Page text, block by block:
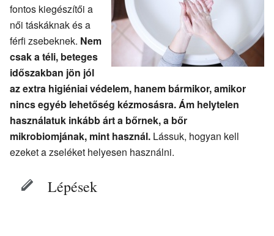
fontos kiegészítői a
női táskáknak és a
férfi zsebeknek. Nem
csak a téli, beteges
időszakban jön jól
az extra higiéniai védelem, hanem bármikor, amikor
nincs egyéb lehetőség kézmosásra. Ám helytelen
használatuk inkább árt a bőrnek, a bőr
mikrobiomjának, mint használ. Lássuk, hogyan kell
ezeket a zseléket helyesen használni.
Lépések